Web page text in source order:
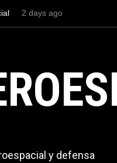
La mayor lección
3 days ago
y defensa